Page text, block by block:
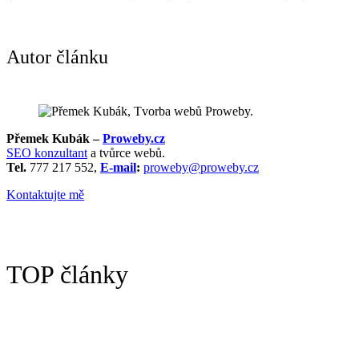
Autor článku
Přemek Kubák –Proweby.cz
SEO konzultant a tvůrce webů.
Tel. 777 217 552, E-mail: proweby@proweby.cz
Kontaktujte mě
TOP články